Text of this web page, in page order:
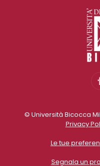
© Università Bicocca
Privacy
Le tue
Segnala un